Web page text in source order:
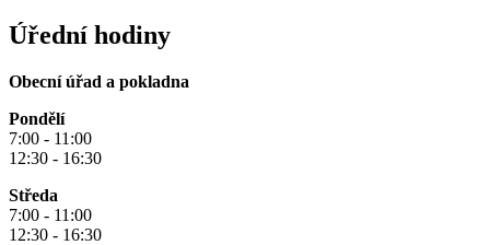
Úřední hodiny
Obecní úřad a pokladna
Pondělí
7:00 - 11:00
12:30 - 16:30
Středa
7:00 - 11:00
12:30 - 16:30